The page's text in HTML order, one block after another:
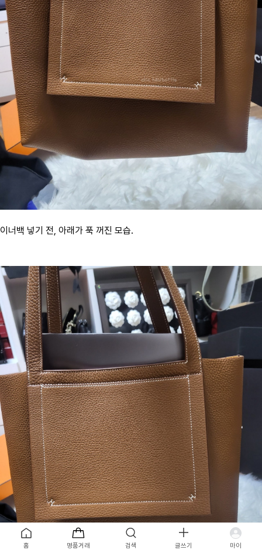
이너백 넣기 전, 아래가 푹 꺼진 모습.
목록
홈 명품거래 검색 글쓰기 마이